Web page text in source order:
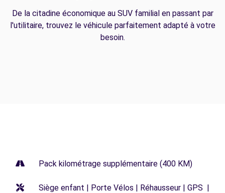
De la citadine économique au SUV familial en passant par
l'utilitaire, trouvez le véhicule parfaitement adapté à votre
besoin.
Pack kilométrage supplémentaire (400 KM)
Siège enfant | Porte Vélos | Réhausseur | GPS |